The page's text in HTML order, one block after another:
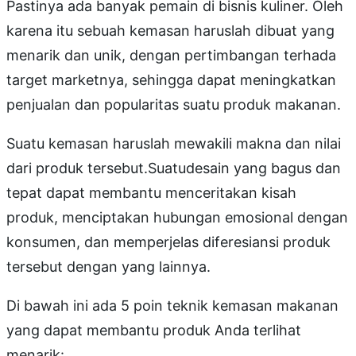
Pastinya ada banyak pemain di bisnis kuliner. Oleh
karena itu sebuah kemasan haruslah dibuat yang
menarik dan unik, dengan pertimbangan terhada
target marketnya, sehingga dapat meningkatkan
penjualan dan popularitas suatu produk makanan.
Suatu kemasan haruslah mewakili makna dan nilai
dari produk tersebut.Suatudesain yang bagus dan
tepat dapat membantu menceritakan kisah
produk, menciptakan hubungan emosional dengan
konsumen, dan memperjelas diferesiansi produk
tersebut dengan yang lainnya.
Di bawah ini ada 5 poin teknik kemasan makanan
yang dapat membantu produk Anda terlihat